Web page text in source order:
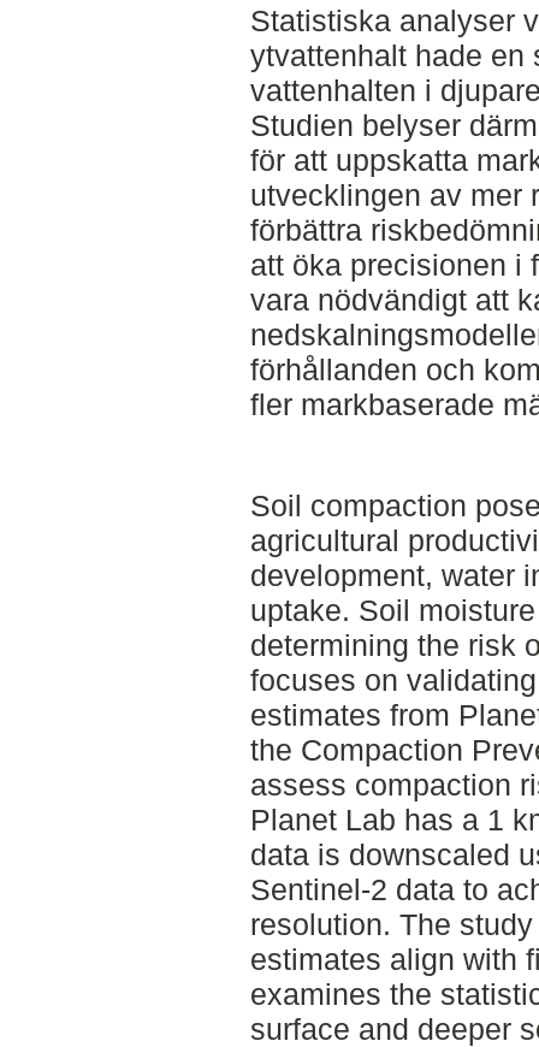
Statistiska analyser
ytvattenhalt hade en
vattenhalten i
Studien belyser
för att uppskatta
utvecklingen av mer
förbättra
att öka precisionen i
vara nödvändigt att
förhållanden och
fler markbaserade
Soil compaction
agricultural
development, water
uptake. Soil
determining the risk
focuses on
estimates from
the Compaction
assess compaction
Planet Lab has a 1
data is downscaled
Sentinel-2 data to
resolution. The
estimates align with
examines the
surface and deeper